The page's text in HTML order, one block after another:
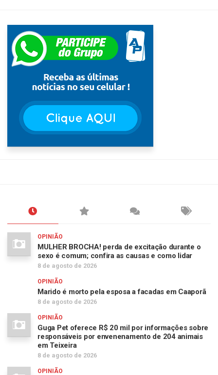
OPINIÃO
MULHER BROCHA! perda de excitação durante o
sexo é comum; confira as causas e como lidar
8 de agosto de 2026
OPINIÃO
Marido é morto pela esposa a facadas em Caaporã
8 de agosto de 2026
OPINIÃO
Guga Pet oferece R$ 20 mil por informações sobre
responsáveis por envenenamento de 204 animais
em Teixeira
8 de agosto de 2026
OPINIÃO